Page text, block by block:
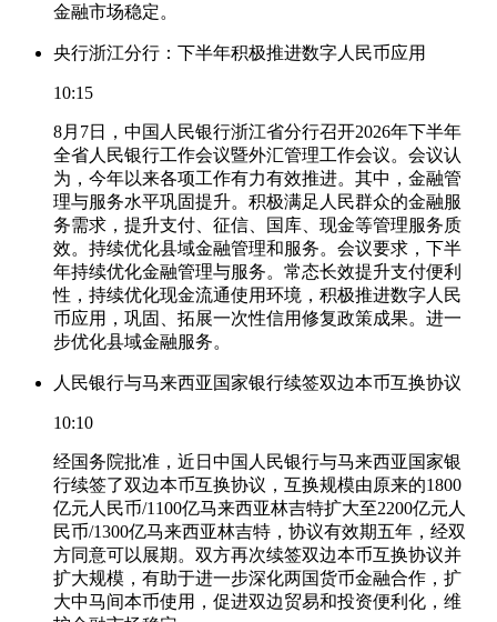
金融市场稳定。
央行浙江分行：下半年积极推进数字人民币应用
10:15
8月7日，中国人民银行浙江省分行召开2026年下半年
全省人民银行工作会议暨外汇管理工作会议。会议认
为，今年以来各项工作有力有效推进。其中，金融管
理与服务水平巩固提升。积极满足人民群众的金融服
务需求，提升支付、征信、国库、现金等管理服务质
效。持续优化县域金融管理和服务。会议要求，下半
年持续优化金融管理与服务。常态长效提升支付便利
性，持续优化现金流通使用环境，积极推进数字人民
币应用，巩固、拓展一次性信用修复政策成果。进一
步优化县域金融服务。
人民银行与马来西亚国家银行续签双边本币互换协议
10:10
经国务院批准，近日中国人民银行与马来西亚国家银
行续签了双边本币互换协议，互换规模由原来的1800
亿元人民币/1100亿马来西亚林吉特扩大至2200亿元人
民币/1300亿马来西亚林吉特，协议有效期五年，经双
方同意可以展期。双方再次续签双边本币互换协议并
扩大规模，有助于进一步深化两国货币金融合作，扩
大中马间本币使用，促进双边贸易和投资便利化，维